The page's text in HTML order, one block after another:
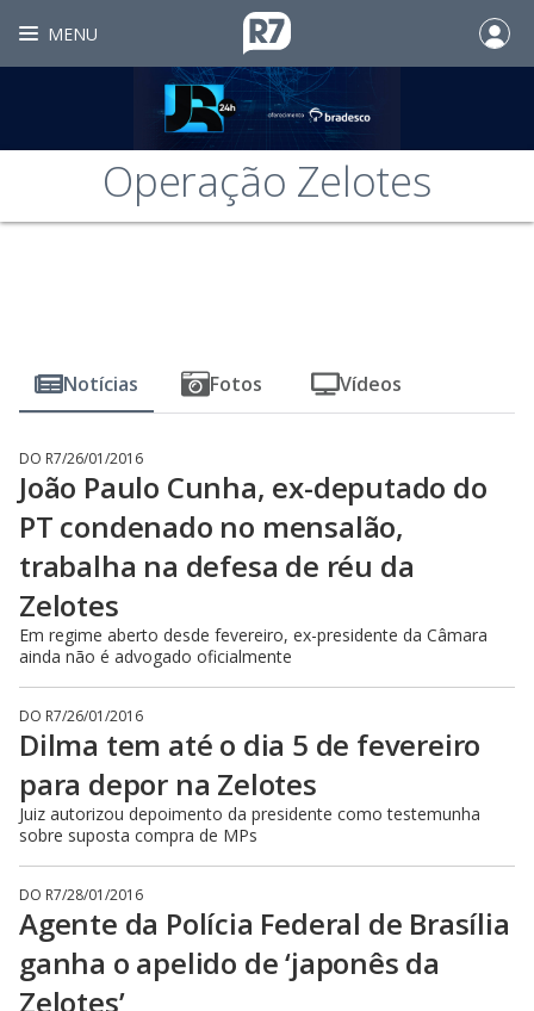
MENU
Operação Zelotes
Notícias Fotos Vídeos
DO R7/26/01/2016
João Paulo Cunha, ex-deputado do
PT condenado no mensalão,
trabalha na defesa de réu da
Zelotes
Em regime aberto desde fevereiro, ex-presidente da Câmara
ainda não é advogado oficialmente
DO R7/26/01/2016
Dilma tem até o dia 5 de fevereiro
para depor na Zelotes
Juiz autorizou depoimento da presidente como testemunha
sobre suposta compra de MPs
DO R7/28/01/2016
Agente da Polícia Federal de Brasília
ganha o apelido de ‘japonês da
Zelotes’